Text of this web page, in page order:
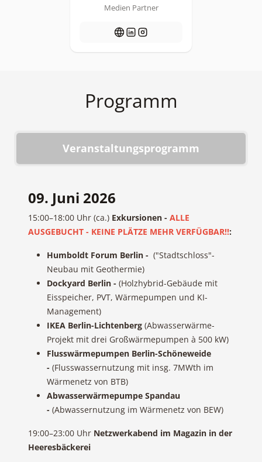
Medien Partner
Programm
Veranstaltungsprogramm
09. Juni 2026
15:00–18:00 Uhr (ca.) Exkursionen - ALLE
AUSGEBUCHT - KEINE PLÄTZE MEHR VERFÜGBAR!!:
Humboldt Forum Berlin - ("Stadtschloss"-
Neubau mit Geothermie)
Dockyard Berlin - (Holzhybrid-Gebäude mit
Eisspeicher, PVT, Wärmepumpen und KI-
Management)
IKEA Berlin-Lichtenberg (Abwasserwärme-
Projekt mit drei Großwärmepumpen à 500 kW)
Flusswärmepumpen Berlin-Schöneweide
- (Flusswassernutzung mit insg. 7MWth im
Wärmenetz von BTB)
Abwasserwärmepumpe Spandau
- (Abwassernutzung im Wärmenetz von BEW)
19:00–23:00 Uhr Netzwerkabend im Magazin in der
Heeresbäckerei